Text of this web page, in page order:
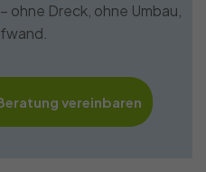
ohne Dreck, ohne Umbau,
vereinbaren